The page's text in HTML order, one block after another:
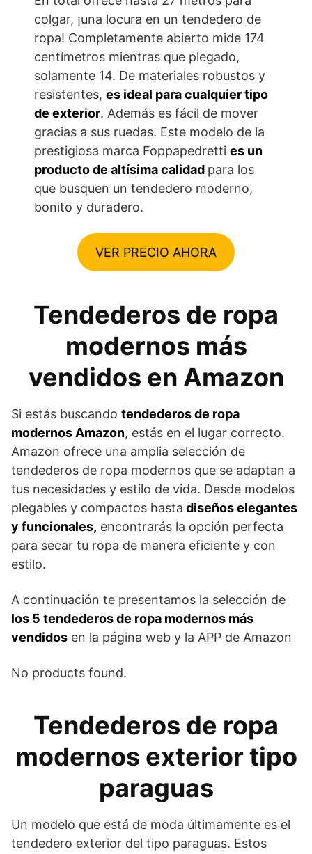
colgar, ¡una locura en un tendedero de
ropa! Completamente abierto mide 174
centímetros mientras que plegado,
solamente 14. De materiales robustos y
resistentes,es ideal para cualquier tipo
de exterior. Además es fácil de mover
gracias a sus ruedas. Este modelo de la
prestigiosa marca Foppapedretties un
producto de altísima calidad para los
que busquen un tendedero moderno,
bonito y duradero.
VER PRECIO AHORA
Tendederos de ropa
modernos más
vendidos en Amazon
Si estás buscando tendederos de ropa
modernos Amazon, estás en el lugar correcto.
Amazon ofrece una amplia selección de
tendederos de ropa modernos que se adaptan a
tus necesidades y estilo de vida. Desde modelos
plegables y compactos hasta diseños elegantes
y funcionales, encontrarás la opción perfecta
para secar tu ropa de manera eficiente y con
estilo.
A continuación te presentamos la selección de
los 5 tendederos de ropa modernos más
vendidos en la página web y la APP de Amazon
No products found.
Tendederos de ropa
modernos exterior tipo
paraguas
Un modelo que está de moda últimamente es el
tendedero exterior del tipo paraguas. Estos